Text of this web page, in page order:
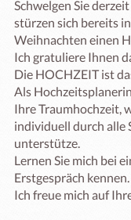
Schwelgen Sie
stürzen sich bereits
Weihnachten einen
Ich gratuliere Ihnen
Die HOCHZEIT ist
Als
Ihre Traumhochzeit,
individuell durch alle
unterstütze.
Lernen Sie mich bei
Erstgespräch kennen.
Ich freue mich auf